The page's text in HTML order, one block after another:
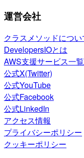
運営会社
クラスメソッドについ
DevelopersIOとは
AWS支援サービス一覧
公式X(Twitter)
公式YouTube
公式Facebook
公式LinkedIn
アクセス情報
プライバシーポリシー
クッキーポリシー